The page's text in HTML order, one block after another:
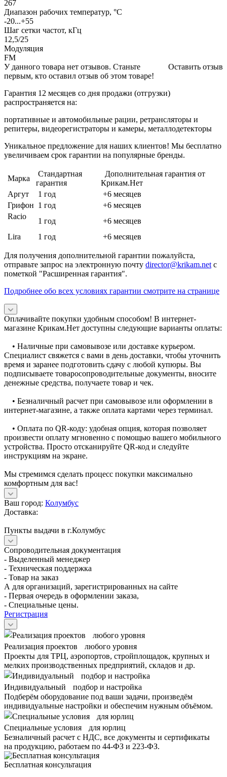
267
Диапазон рабочих температур, °С
-20...+55
Шаг сетки частот, кГц
12,5/25
Модуляция
FM
Оставить отзыв
У данного товара нет отзывов. Станьте
первым, кто оставил отзыв об этом товаре!
Гарантия 12 месяцев со дня продажи (отгрузки)
распространяется на:
портативные и автомобильные рации, ретрансляторы и
репитеры, видеорегистраторы и камеры, металлодетекторы
Уникальное предложение для наших клиентов! Мы бесплатно
увеличиваем срок гарантии на популярные бренды.
Марка
Стандартная
гарантия
Дополнительная гарантия от
Крикам.Нет
Аргут
1 год
+6 месяцев
Грифон 1 год
+6 месяцев
Racio
1 год
+6 месяцев
Lira
1 год +6 месяцев
Для получения дополнительной гарантии пожалуйста,
отправьте запрос на электронную почту director@krikam.net с
пометкой "Расширенная гарантия".
Подробнее обо всех условиях гарантии смотрите на странице
Оплачивайте покупки удобным способом! В интернет-
магазине Крикам.Нет доступны следующие варианты оплаты:
• Наличные при самовывозе или доставке курьером.
Специалист свяжется с вами в день доставки, чтобы уточнить
время и заранее подготовить сдачу с любой купюры. Вы
подписываете товаросопроводительные документы, вносите
денежные средства, получаете товар и чек.
• Безналичный расчет при самовывозе или оформлении в
интернет-магазине, а также оплата картами через терминал.
• Оплата по QR-коду: удобная опция, которая позволяет
произвести оплату мгновенно с помощью вашего мобильного
устройства. Просто отсканируйте QR-код и следуйте
инструкциям на экране.
Мы стремимся сделать процесс покупки максимально
комфортным для вас!
Ваш город: Колумбус
Доставка:
Пункты выдачи в г.Колумбус
Сопроводительная документация
- Выделенный менеджер
- Техническая поддержка
- Товар на заказ
А для организаций, зарегистрированных на сайте
- Первая очередь в оформлении заказа,
- Специальные цены.
Регистрация
Реализация проектов любого уровня
Проекты для ТРЦ, аэропортов, стройплощадок, крупных и
мелких производственных предприятий, складов и др.
Индивидуальный подбор и настройка
Подберём оборудование под ваши задачи, произведём
индивидуальные настройки и обеспечим нужным объёмом.
Специальные условия для юрлиц
Безналичный расчет с НДС, все документы и сертификаты
на продукцию, работаем по 44-ФЗ и 223-ФЗ.
Бесплатная консультация